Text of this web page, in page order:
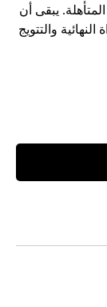
يبقى أن
والتتويج